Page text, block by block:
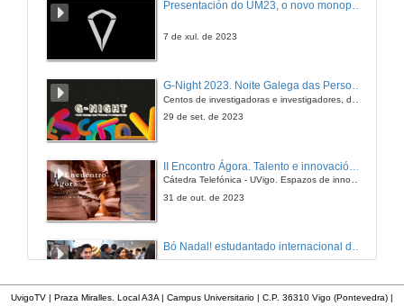
7 de xul. de 2023
G-Night 2023. Noite Galega das Persoas Investigadoras. Conciencias creativas
29 de set. de 2023
Cátedra Telefónica - UVigo. Espazos de innovación
31 de out. de 2023
Bó Nadal! estudantado internacional da Universidade de Vigo
UvigoTV | Praza Miralles. Local A3A | Campus Universitario | C.P. 36310 Vigo (Pontevedra) |